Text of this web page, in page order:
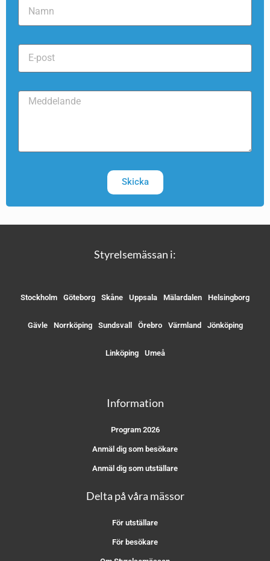
Skicka
Styrelsemässan i:
Stockholm Göteborg Skåne Uppsala Mälardalen Helsingborg
Gävle Norrköping Sundsvall Örebro Värmland Jönköping
Linköping Umeå
Information
Program 2026
Anmäl dig som besökare
Anmäl dig som utställare
Delta på våra mässor
För utställare
För besökare